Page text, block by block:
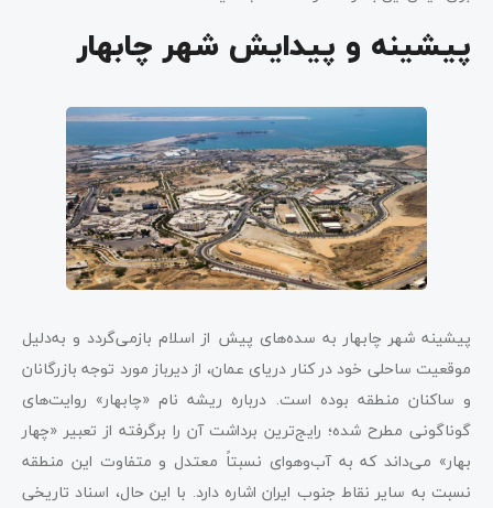
پیشینه و پیدایش شهر چابهار
پیشینه شهر چابهار به سده‌های پیش از اسلام بازمی‌گردد و به‌دلیل
موقعیت ساحلی خود در کنار دریای عمان، از دیرباز مورد توجه بازرگانان
و ساکنان منطقه بوده است. درباره ریشه نام «چابهار» روایت‌های
گوناگونی مطرح شده؛ رایج‌ترین برداشت آن را برگرفته از تعبیر «چهار
بهار» می‌داند که به آب‌وهوای نسبتاً معتدل و متفاوت این منطقه
نسبت به سایر نقاط جنوب ایران اشاره دارد. با این حال، اسناد تاریخی